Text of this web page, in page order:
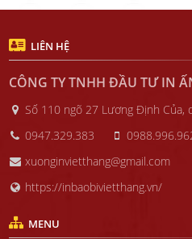
LIÊN HỆ
CÔNG TY TNHH ĐẦU TƯ IN
Số 110 ngõ 27 Lương Định Của,
0947.329.383
xuonginvietthang@gmail.com
https://inbaobivietthang.vn/
MENU